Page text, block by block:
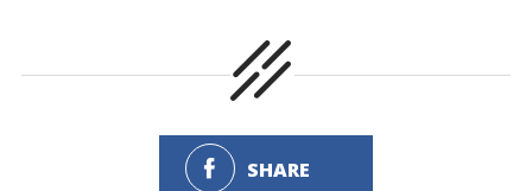
SHARE